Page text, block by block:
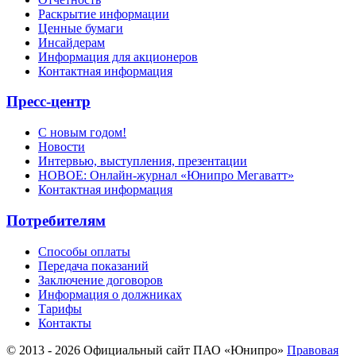
Раскрытие информации
Ценные бумаги
Инсайдерам
Информация для акционеров
Контактная информация
Пресс-центр
С новым годом!
Новости
Интервью, выступления, презентации
НОВОЕ: Онлайн-журнал «Юнипро Мегаватт»
Контактная информация
Потребителям
Способы оплаты
Передача показаний
Заключение договоров
Информация о должниках
Тарифы
Контакты
© 2013 - 2026 Официальный сайт ПАО «Юнипро» Правовая